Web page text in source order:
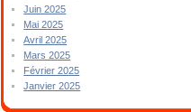
Juin 2025
Mai 2025
Avril 2025
Mars 2025
Février 2025
Janvier 2025